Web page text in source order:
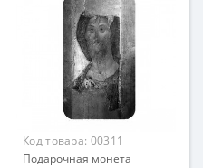
Код товара: 00311
Подарочная монета